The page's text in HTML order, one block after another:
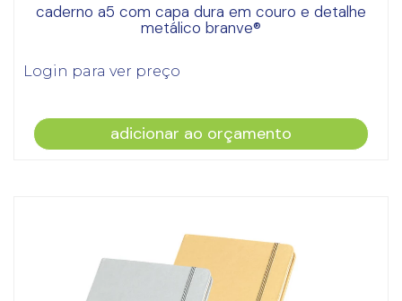
caderno a5 com capa dura em couro e detalhe
metálico branve®
Login para ver preço
adicionar ao orçamento